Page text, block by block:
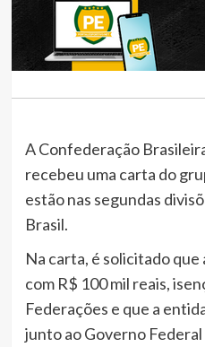
A Confederação
recebeu uma carta do
estão nas segundas
Brasil.
Na carta, é solicitado que
com R$ 100 mil reais,
Federações e que a
junto ao Governo